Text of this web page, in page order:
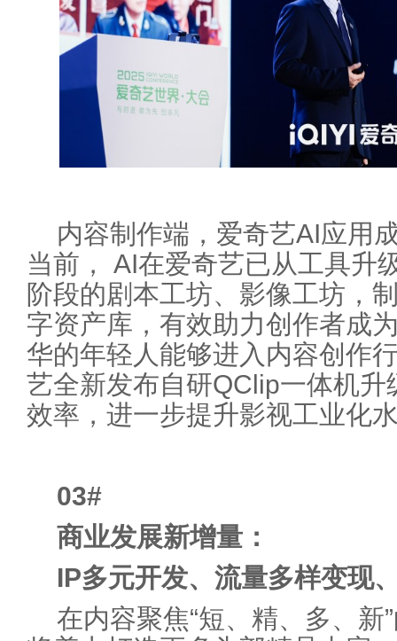
内容制作端，爱奇艺AI应用
当前， AI在爱奇艺已从工具升
阶段的剧本工坊、影像工坊，
字资产库，有效助力创作者成
华的年轻人能够进入内容创作
艺全新发布自研QClip一体机
效率，进一步提升影视工业化
03#
商业发展新增量：
IP多元开发、流量多样变现
在内容聚焦“短、精、多、新